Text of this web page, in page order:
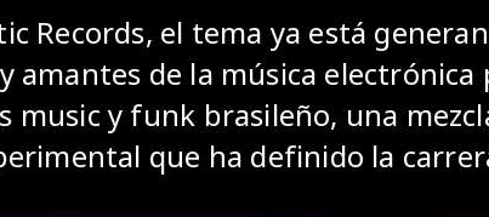
Records, el tema ya está
amantes de la música electrónica
music y funk brasileño, una
que ha definido la